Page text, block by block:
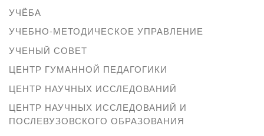
УЧЁБА
УЧЕБНО-МЕТОДИЧЕСКОЕ УПРАВЛЕНИЕ
УЧЕНЫЙ СОВЕТ
ЦЕНТР ГУМАННОЙ ПЕДАГОГИКИ
ЦЕНТР НАУЧНЫХ ИССЛЕДОВАНИЙ
ЦЕНТР НАУЧНЫХ ИССЛЕДОВАНИЙ И
ПОСЛЕВУЗОВСКОГО ОБРАЗОВАНИЯ